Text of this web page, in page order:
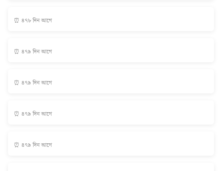
⏰ ৪৭৮ দিন আগে
⏰ ৪৭৯ দিন আগে
⏰ ৪৭৯ দিন আগে
⏰ ৪৭৯ দিন আগে
⏰ ৪৭৯ দিন আগে